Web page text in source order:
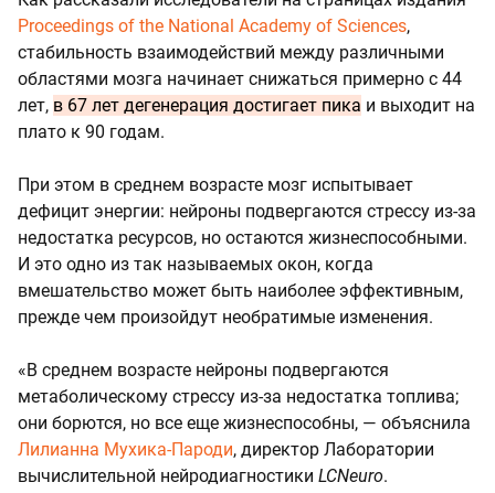
Proceedings of the National Academy of Sciences,
стабильность взаимодействий между различными
областями мозга начинает снижаться примерно с 44
лет, в 67 лет дегенерация достигает пика и выходит на
плато к 90 годам.
При этом в среднем возрасте мозг испытывает
дефицит энергии: нейроны подвергаются стрессу из-за
недостатка ресурсов, но остаются жизнеспособными.
И это одно из так называемых окон, когда
вмешательство может быть наиболее эффективным,
прежде чем произойдут необратимые изменения.
«В среднем возрасте нейроны подвергаются
метаболическому стрессу из-за недостатка топлива;
они борются, но все еще жизнеспособны, — объяснила
Лилианна Мухика-Пароди, директор Лаборатории
вычислительной нейродиагностики LCNeuro.